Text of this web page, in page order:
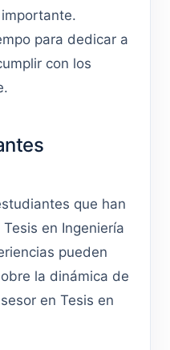
para dedicar a
con los
que han
en Ingeniería
pueden
la dinámica de
en Tesis en